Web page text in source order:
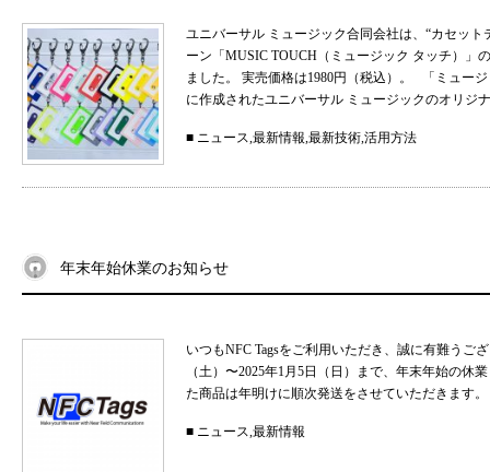
ユニバーサル ミュージック合同会社は、“カセッ
ーン「MUSIC TOUCH（ミュージック タッチ）」
ました。 実売価格は1980円（税込）。 「ミュー
に作成されたユニバーサル ミュージックのオリジ
■ ニュース,最新情報,最新技術,活用方法
年末年始休業のお知らせ
いつもNFC Tagsをご利用いただき、誠に有難う
（土）〜2025年1月5日（日）まで、年末年始の
た商品は年明けに順次発送をさせていただきま
■ ニュース,最新情報